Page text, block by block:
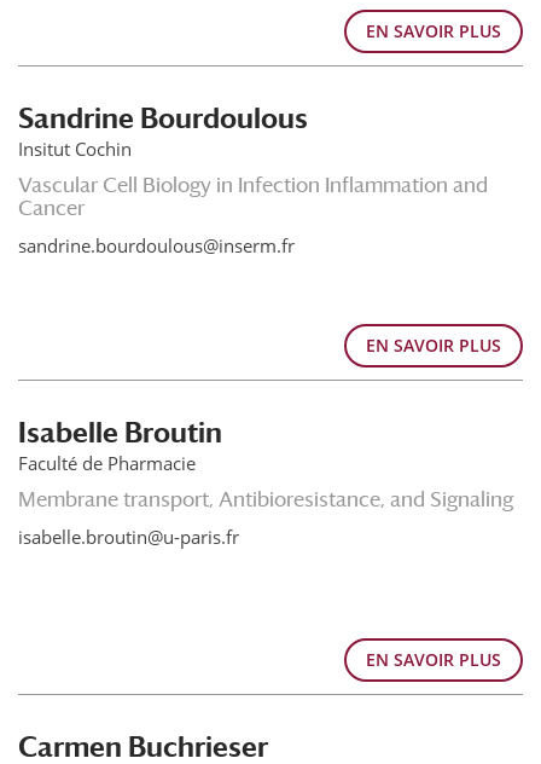
EN SAVOIR PLUS
Sandrine Bourdoulous
Insitut Cochin
Vascular Cell Biology in Infection Inflammation and
Cancer
sandrine.bourdoulous@inserm.fr
EN SAVOIR PLUS
Isabelle Broutin
Faculté de Pharmacie
Membrane transport, Antibioresistance, and Signaling
isabelle.broutin@u-paris.fr
EN SAVOIR PLUS
Carmen Buchrieser